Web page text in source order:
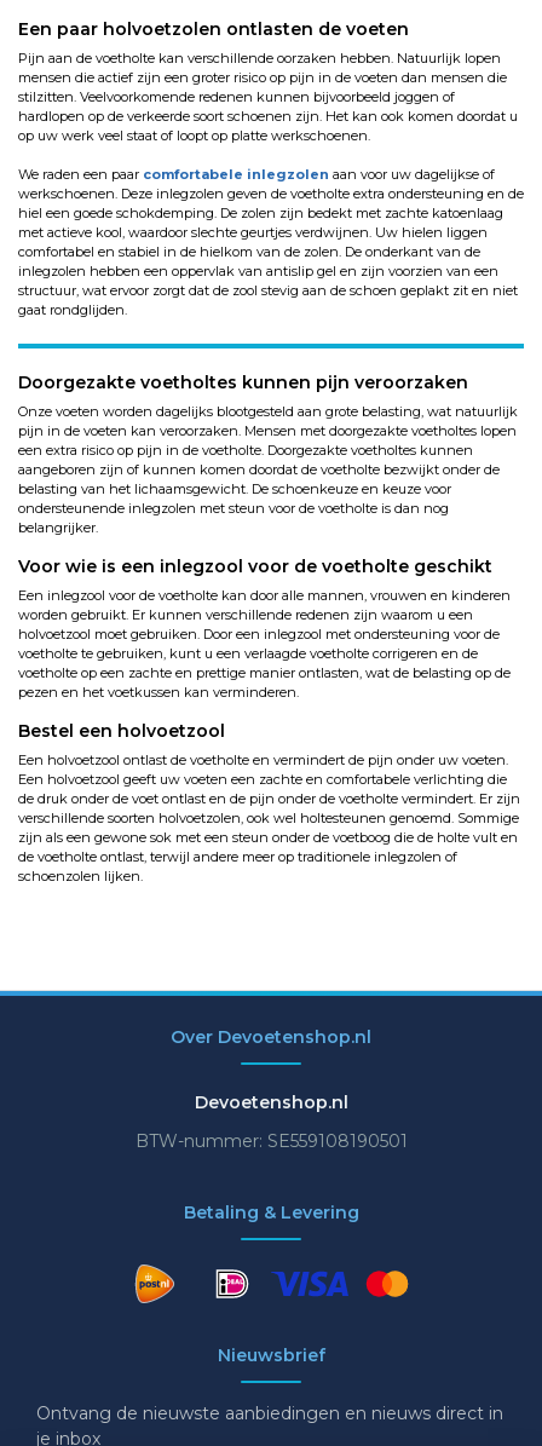
Een paar holvoetzolen ontlasten de voeten
Pijn aan de voetholte kan verschillende oorzaken hebben. Natuurlijk lopen
mensen die actief zijn een groter risico op pijn in de voeten dan mensen die
stilzitten. Veelvoorkomende redenen kunnen bijvoorbeeld joggen of
hardlopen op de verkeerde soort schoenen zijn. Het kan ook komen doordat u
op uw werk veel staat of loopt op platte werkschoenen.
We raden een paar comfortabele inlegzolen aan voor uw dagelijkse of
werkschoenen. Deze inlegzolen geven de voetholte extra ondersteuning en de
hiel een goede schokdemping. De zolen zijn bedekt met zachte katoenlaag
met actieve kool, waardoor slechte geurtjes verdwijnen. Uw hielen liggen
comfortabel en stabiel in de hielkom van de zolen. De onderkant van de
inlegzolen hebben een oppervlak van antislip gel en zijn voorzien van een
structuur, wat ervoor zorgt dat de zool stevig aan de schoen geplakt zit en niet
gaat rondglijden.
Doorgezakte voetholtes kunnen pijn veroorzaken
Onze voeten worden dagelijks blootgesteld aan grote belasting, wat natuurlijk
pijn in de voeten kan veroorzaken. Mensen met doorgezakte voetholtes lopen
een extra risico op pijn in de voetholte. Doorgezakte voetholtes kunnen
aangeboren zijn of kunnen komen doordat de voetholte bezwijkt onder de
belasting van het lichaamsgewicht. De schoenkeuze en keuze voor
ondersteunende inlegzolen met steun voor de voetholte is dan nog
belangrijker.
Voor wie is een inlegzool voor de voetholte geschikt
Een inlegzool voor de voetholte kan door alle mannen, vrouwen en kinderen
worden gebruikt. Er kunnen verschillende redenen zijn waarom u een
holvoetzool moet gebruiken. Door een inlegzool met ondersteuning voor de
voetholte te gebruiken, kunt u een verlaagde voetholte corrigeren en de
voetholte op een zachte en prettige manier ontlasten, wat de belasting op de
pezen en het voetkussen kan verminderen.
Bestel een holvoetzool
Een holvoetzool ontlast de voetholte en vermindert de pijn onder uw voeten.
Een holvoetzool geeft uw voeten een zachte en comfortabele verlichting die
de druk onder de voet ontlast en de pijn onder de voetholte vermindert. Er zijn
verschillende soorten holvoetzolen, ook wel holtesteunen genoemd. Sommige
zijn als een gewone sok met een steun onder de voetboog die de holte vult en
de voetholte ontlast, terwijl andere meer op traditionele inlegzolen of
schoenzolen lijken.
Over Devoetenshop.nl
Devoetenshop.nl
BTW-nummer: SE559108190501
Betaling & Levering
Nieuwsbrief
Ontvang de nieuwste aanbiedingen en nieuws direct in
je inbox